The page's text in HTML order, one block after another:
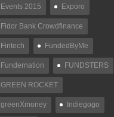
Events 2015 Exporo
Fidor Bank Crowdfinance
Fintech FundedByMe
Fundernation FUNDSTERS
GREEN ROCKET
greenXmoney Indiegogo